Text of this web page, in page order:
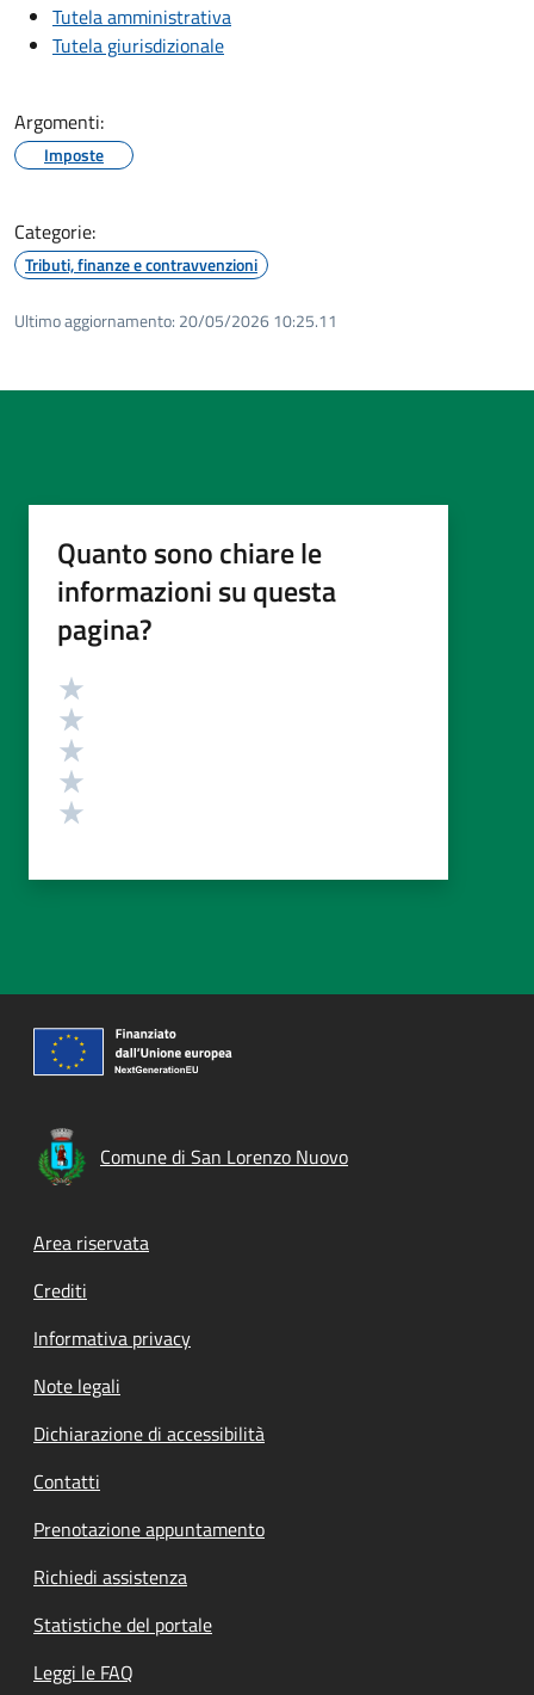
Tutela amministrativa
Tutela giurisdizionale
Argomenti:
Imposte
Categorie:
Tributi, finanze e contravvenzioni
Ultimo aggiornamento: 20/05/2026 10:25.11
Quanto sono chiare le
informazioni su questa
pagina?
Valutazione
Comune di San Lorenzo Nuovo
Footer menu
Area riservata
Crediti
Informativa privacy
Note legali
Dichiarazione di accessibilità
Contatti
Prenotazione appuntamento
Richiedi assistenza
Statistiche del portale
Leggi le FAQ